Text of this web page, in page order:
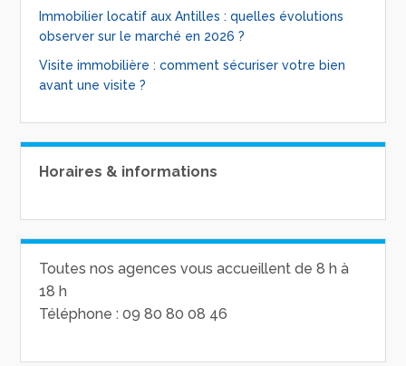
Immobilier locatif aux Antilles : quelles évolutions
observer sur le marché en 2026 ?
Visite immobilière : comment sécuriser votre bien
avant une visite ?
Horaires & informations
Toutes nos agences vous accueillent de 8 h à
18 h
Téléphone : 09 80 80 08 46